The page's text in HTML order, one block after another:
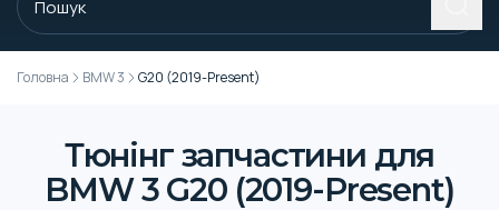
Головна BMW 3 G20 (2019-Present)
Тюнінг запчастини для
BMW 3 G20 (2019-Present)